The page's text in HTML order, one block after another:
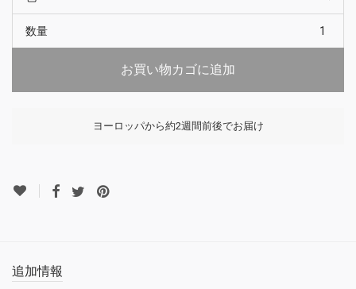
数量
お買い物カゴに追加
ヨーロッパから約2週間前後でお届け
追加情報